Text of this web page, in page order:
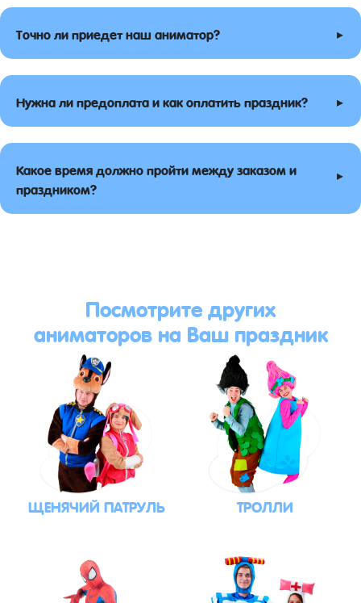
Точно ли приедет наш аниматор? ▸
Нужна ли предоплата и как оплатить праздник? ▸
Какое время должно пройти между заказом и
праздником?
▸
Посмотрите других
аниматоров на Ваш праздник
ЩЕНЯЧИЙ ПАТРУЛЬ ТРОЛЛИ